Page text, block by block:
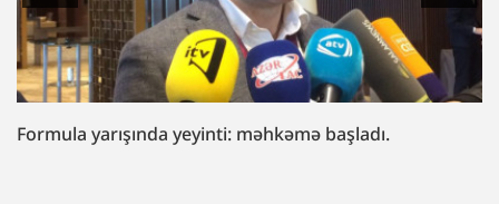
“Fazil Mustafaya sui-qəsd işi”ndə müttəhim: